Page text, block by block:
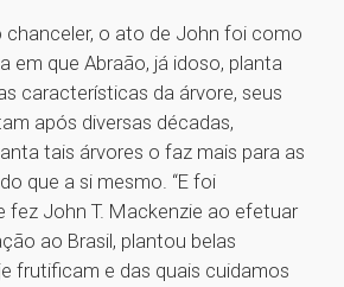
chanceler, o ato de John foi como
em que Abraão, já idoso, planta
características da árvore, seus
após diversas décadas,
tais árvores o faz mais para as
que a si mesmo. “E foi
fez John T. Mackenzie ao efetuar
ao Brasil, plantou belas
frutificam e das quais cuidamos